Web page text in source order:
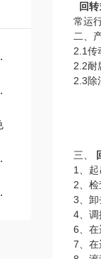
回
常运
二、
2.1传
2.2耐
2.3除
三、
1、
2、
3、卸
4、调
6、在
7、在